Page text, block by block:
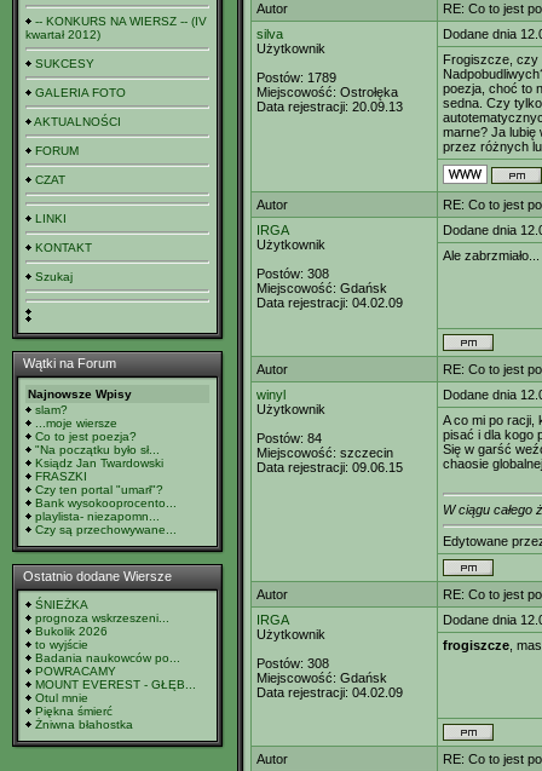
-- KONKURS NA WIERSZ -- (IV
kwartał 2012)
SUKCESY
GALERIA FOTO
AKTUALNOŚCI
FORUM
CZAT
LINKI
KONTAKT
Szukaj
Wątki na Forum
Najnowsze Wpisy
slam?
...moje wiersze
Co to jest poezja?
"Na początku było sł...
Ksiądz Jan Twardowski
FRASZKI
Czy ten portal "umarł"?
Bank wysokooprocento...
playlista- niezapomn...
Czy są przechowywane...
Ostatnio dodane Wiersze
ŚNIEŻKA
prognoza wskrzeszeni...
Bukolik 2026
to wyjście
Badania naukowców po...
POWRACAMY
MOUNT EVEREST - GŁĘB...
Otul mnie
Piękna śmierć
Żniwna błahostka
Autor
RE: Co to jest
silva
Użytkownik
Postów: 1789
Miejscowość: Ostrołęka
Data rejestracji: 20.09.13
Dodane dnia
Frogiszcze,
poezja, choć to
sedna. Czy
marne? Ja lubię
przez różnych
Autor
RE: Co to jest
IRGA
Użytkownik
Postów: 308
Miejscowość: Gdańsk
Data rejestracji: 04.02.09
Dodane dnia
Ale zabrzmiało...
Autor
RE: Co to jest
winyl
Użytkownik
Postów: 84
Miejscowość: szczecin
Data rejestracji: 09.06.15
Dodane dnia
A co mi po racji,
pisać i dla kogo
Się w garść
chaosie
W ciągu całego
Edytowane
Autor
RE: Co to jest
IRGA
Użytkownik
Postów: 308
Miejscowość: Gdańsk
Data rejestracji: 04.02.09
Dodane dnia
frogiszcze ,
Autor
RE: Co to jest